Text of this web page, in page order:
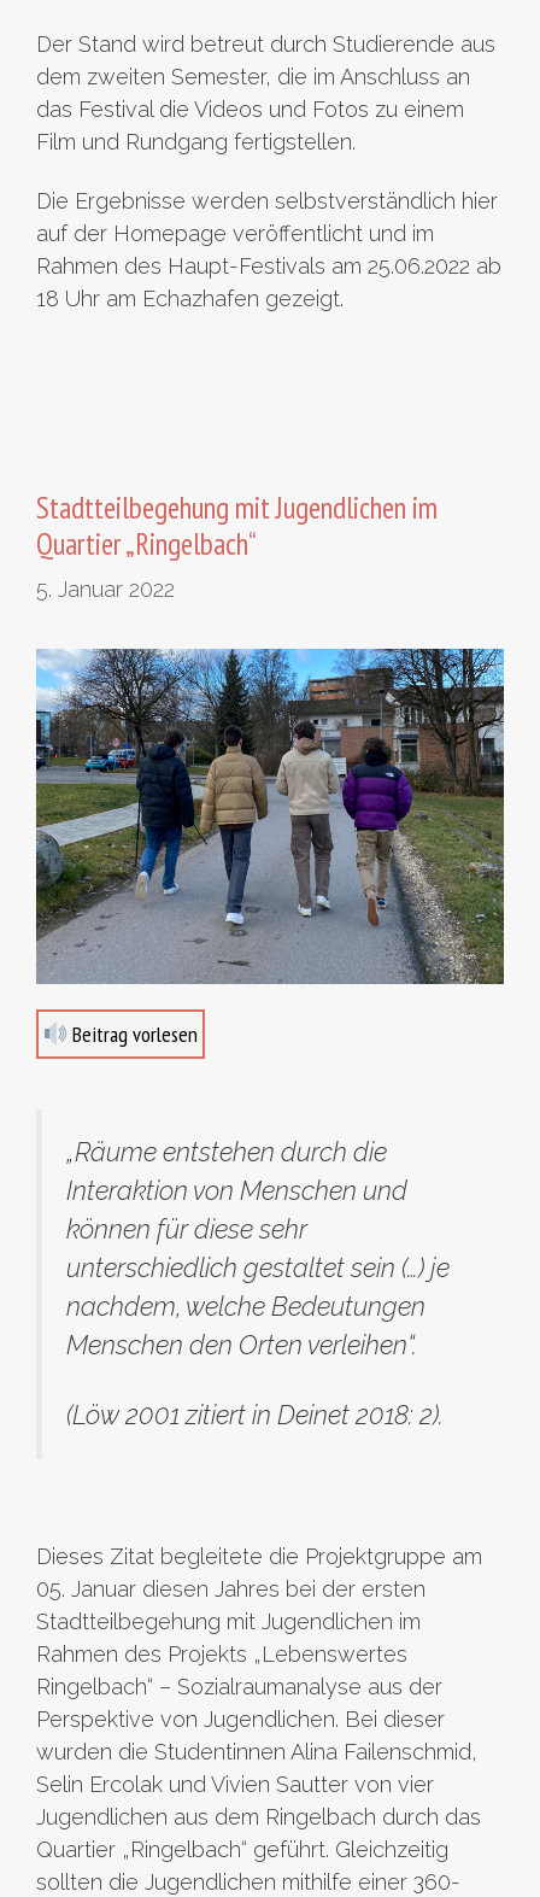
Der Stand wird betreut durch Studierende aus
dem zweiten Semester, die im Anschluss an
das Festival die Videos und Fotos zu einem
Film und Rundgang fertigstellen.
Die Ergebnisse werden selbstverständlich hier
auf der Homepage veröffentlicht und im
Rahmen des Haupt-Festivals am 25.06.2022 ab
18 Uhr am Echazhafen gezeigt.
Stadtteilbegehung mit Jugendlichen im
Quartier „Ringelbach“
5. Januar 2022
Beitrag vorlesen
„Räume entstehen durch die
Interaktion von Menschen und
können für diese sehr
unterschiedlich gestaltet sein (…) je
nachdem, welche Bedeutungen
Menschen den Orten verleihen“.
(Löw 2001 zitiert in Deinet 2018: 2).
Dieses Zitat begleitete die Projektgruppe am
05. Januar diesen Jahres bei der ersten
Stadtteilbegehung mit Jugendlichen im
Rahmen des Projekts „Lebenswertes
Ringelbach“ – Sozialraumanalyse aus der
Perspektive von Jugendlichen. Bei dieser
wurden die Studentinnen Alina Failenschmid,
Selin Ercolak und Vivien Sautter von vier
Jugendlichen aus dem Ringelbach durch das
Quartier „Ringelbach“ geführt. Gleichzeitig
sollten die Jugendlichen mithilfe einer 360-